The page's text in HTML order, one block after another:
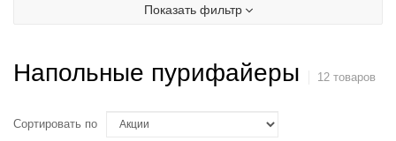
Показать фильтр
Напольные пурифайеры 12 товаров
Сортировать по